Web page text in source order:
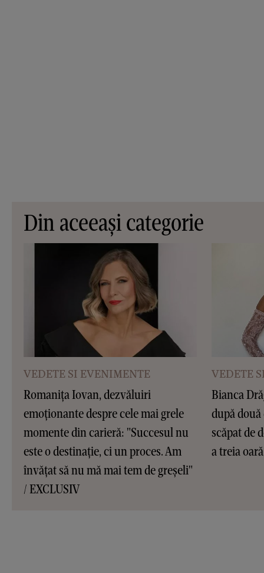
Din aceeași categorie
VEDETE SI EVENIMENTE
Romanița Iovan, dezvăluiri
emoționante despre cele mai grele
momente din carieră: "Succesul nu
este o destinație, ci un proces. Am
învățat să nu mă mai tem de greșeli"
/ EXCLUSIV
VEDETE
Bianca
după
scăpat de
a treia